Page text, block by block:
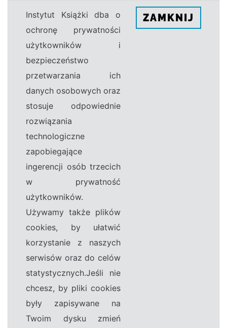
Instytut Książki dba o
ochronę prywatności
użytkowników i
bezpieczeństwo
przetwarzania ich
danych osobowych oraz
stosuje odpowiednie
rozwiązania
technologiczne
zapobiegające
ingerencji osób trzecich
w prywatność
użytkowników.
Używamy także plików
cookies, by ułatwić
korzystanie z naszych
serwisów oraz do celów
statystycznych.Jeśli nie
chcesz, by pliki cookies
były zapisywane na
Twoim dysku zmień
ZAMKNIJ